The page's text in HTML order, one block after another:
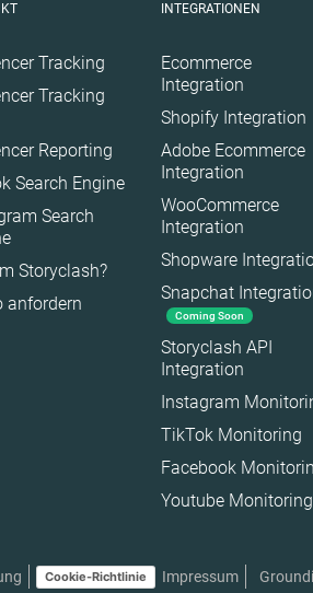
Tracking
Tracking
Reporting
Search Engine
Search
Storyclash?
anfordern
INTEGRATIONEN
Ecommerce
Integration
Shopify Integration
Adobe Ecommerce
Integration
WooCommerce
Integration
Shopware
Snapchat
Coming Soon
Storyclash API
Integration
Instagram
TikTok Monitoring
Facebook
Youtube Monitoring
Cookie-Richtlinie Impressum